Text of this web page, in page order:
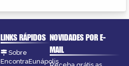
LINKS RÁPIDOS
Sobre
EncontraEunápolis
NOVIDADES POR E-
MAIL